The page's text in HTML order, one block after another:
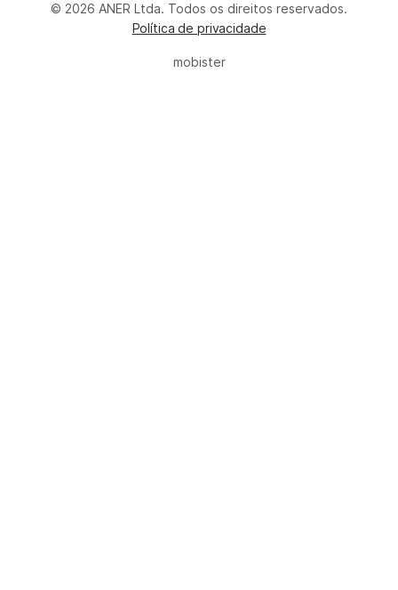
© 2026 ANER Ltda. Todos os direitos reservados.
Política de privacidade
mobister